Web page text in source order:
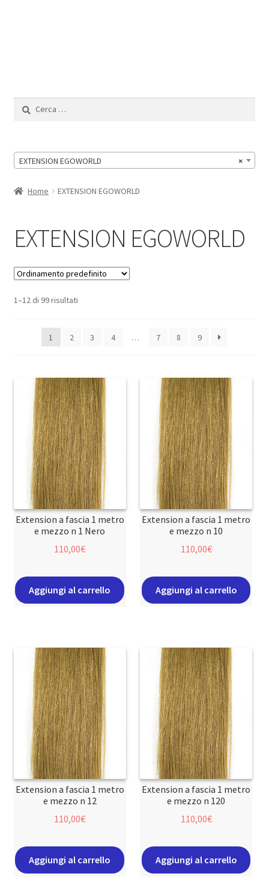
×
EXTENSION EGOWORLD
Home EXTENSION EGOWORLD
EXTENSION EGOWORLD
1–12 di 99 risultati
1 2 3 4 … 7 8 9
Extension a fascia 1 metro
e mezzo n 1 Nero
110,00€
Aggiungi al carrello
Extension a fascia 1 metro
e mezzo n 10
110,00€
Aggiungi al carrello
Extension a fascia 1 metro
e mezzo n 12
110,00€
Aggiungi al carrello
Extension a fascia 1 metro
e mezzo n 120
110,00€
Aggiungi al carrello